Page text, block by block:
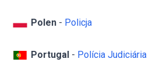
Polen - Policja
Portugal - Polícia Judiciária